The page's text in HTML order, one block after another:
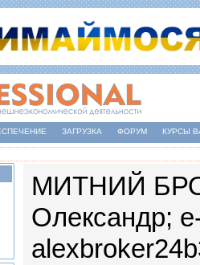
ЗАГРУЗКА ФОРУМ
КУРСЫ
МИТНИЙ
Олександр;